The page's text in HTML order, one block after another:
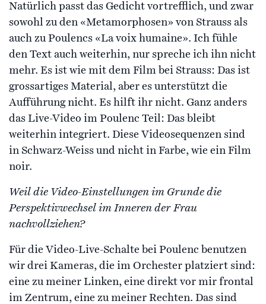
Natürlich passt das Gedicht vortrefflich, und zwar
sowohl zu den «Metamorphosen» von Strauss als
auch zu Poulencs «La voix humaine». Ich fühle
den Text auch weiterhin, nur spreche ich ihn nicht
mehr. Es ist wie mit dem Film bei Strauss: Das ist
grossartiges Material, aber es unterstützt die
Aufführung nicht. Es hilft ihr nicht. Ganz anders
das Live-Video im Poulenc Teil: Das bleibt
weiterhin integriert. Diese Videosequenzen sind
in Schwarz-Weiss und nicht in Farbe, wie ein Film
noir.
Weil die Video-Einstellungen im Grunde die
Perspektivwechsel im Inneren der Frau
nachvollziehen?
Für die Video-Live-Schalte bei Poulenc benutzen
wir drei Kameras, die im Orchester platziert sind:
eine zu meiner Linken, eine direkt vor mir frontal
im Zentrum, eine zu meiner Rechten. Das sind